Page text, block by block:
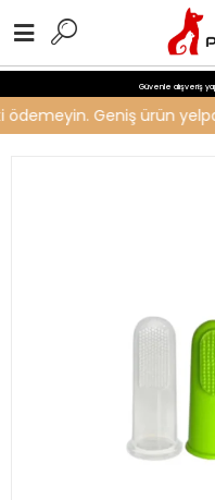
Güvenle alışveriş
Geniş ürün